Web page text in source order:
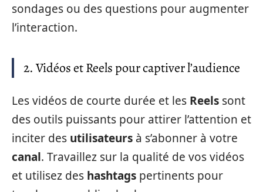
sondages ou des questions pour augmenter
l’interaction.
2. Vidéos et Reels pour captiver l’audience
Les vidéos de courte durée et les Reels sont
des outils puissants pour attirer l’attention et
inciter des utilisateurs à s’abonner à votre
canal. Travaillez sur la qualité de vos vidéos
et utilisez des hashtags pertinents pour